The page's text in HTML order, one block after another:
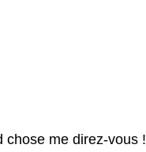
chose me direz-vous !